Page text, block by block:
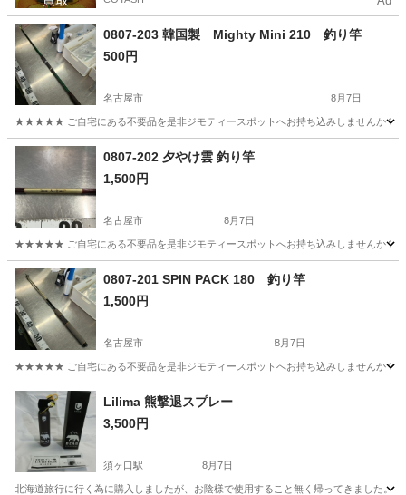
0807-203 韓国製 Mighty Mini 210 釣り竿
500円
名古屋市 8月7日
★★★★★ ご自宅にある不要品を是非ジモティースポットへお持ち込みしませんか？
愛知 名古屋市 Mighty
0807-202 夕やけ雲 釣り竿
1,500円
名古屋市 8月7日
★★★★★ ご自宅にある不要品を是非ジモティースポットへお持ち込みしませんか？
愛知 名古屋市 0807-201 SPIN PACK 180 釣り竿
1,500円
名古屋市 8月7日
★★★★★ ご自宅にある不要品を是非ジモティースポットへお持ち込みしませんか？
愛知 名古屋市 その他 釣り竿
Lilima 熊撃退スプレー
3,500円
須ヶ口駅 8月7日
北海道旅行に行く為に購入しましたが、お陰様で使用すること無く帰ってきました。